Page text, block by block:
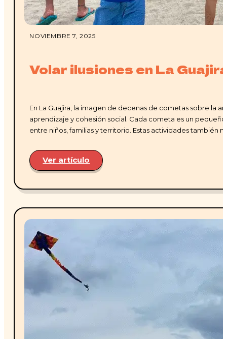
NOVIEMBRE 7, 2025
Volar ilusiones en La
En La Guajira, la imagen de decenas de cometas sobre la
aprendizaje y cohesión social. Cada cometa es un
entre niños, familias y territorio. Estas actividades también
Ver artículo